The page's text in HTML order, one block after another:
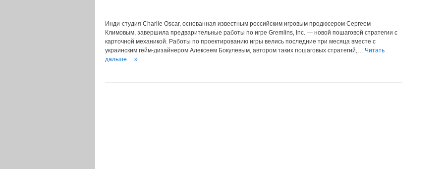
Инди-студия Charlie Oscar, основанная известным российским игровым продюсером Сергеем
Климовым, завершила предварительные работы по игре Gremlins, Inc. — новой пошаговой стратегии с
карточной механикой. Работы по проектированию игры велись последние три месяца вместе с
украинским гейм-дизайнером Алексеем Бокулевым, автором таких пошаговых стратегий,… Читать
дальше… »